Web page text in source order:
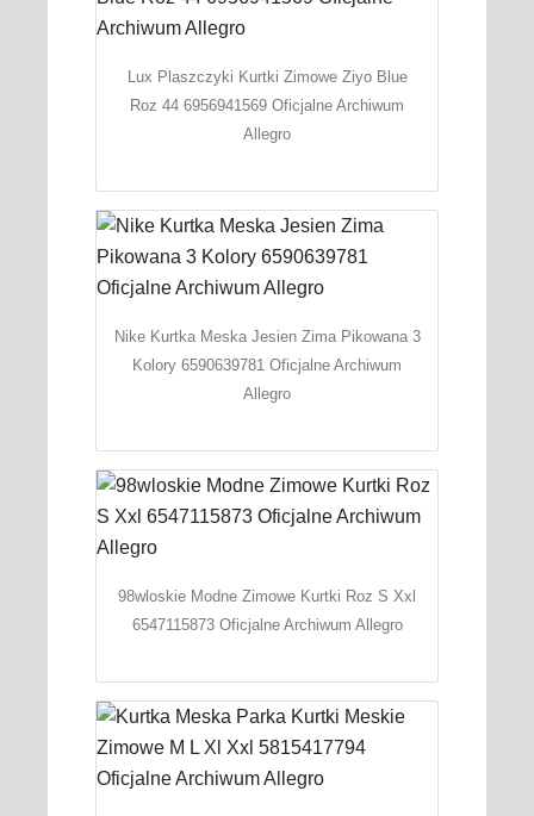
Lux Plaszczyki Kurtki Zimowe Ziyo Blue
Roz 44 6956941569 Oficjalne Archiwum
Allegro
Nike Kurtka Meska Jesien Zima Pikowana 3
Kolory 6590639781 Oficjalne Archiwum
Allegro
98wloskie Modne Zimowe Kurtki Roz S Xxl
6547115873 Oficjalne Archiwum Allegro